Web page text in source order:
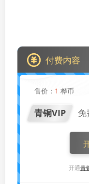
付费内容
售价： 1 桦币
青铜VIP 免
开通青